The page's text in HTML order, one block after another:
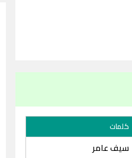
كلمات
سيف عامر